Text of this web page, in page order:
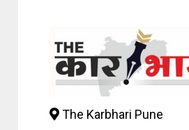
The Karbhari Pune